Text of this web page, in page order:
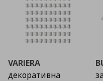
VARIERA
декоративна